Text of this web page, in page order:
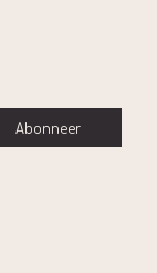
Abonneer